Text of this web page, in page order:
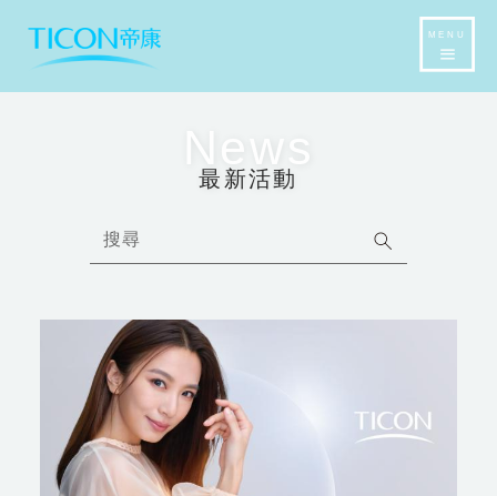
MENU
News
最新活動
搜尋